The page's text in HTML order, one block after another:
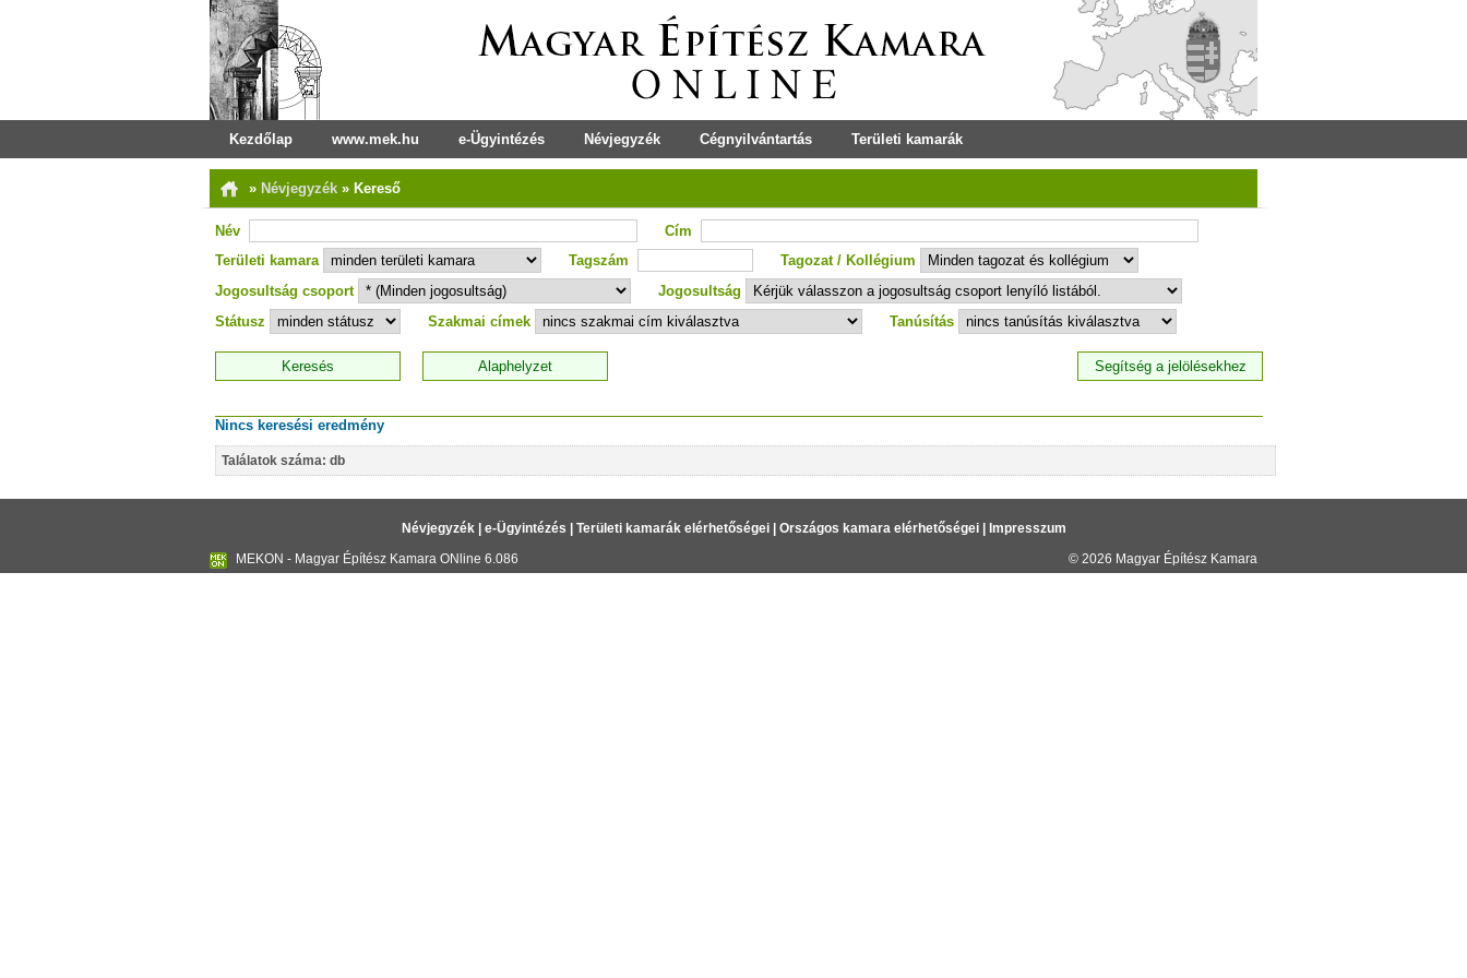
Kezdőlap www.mek.hu e-Ügyintézés Névjegyzék Cégnyilvántartás Területi kamarák
» Névjegyzék » Kereső
Név
Cím
Területi kamara
Tagszám
Tagozat / Kollégium
Jogosultság csoport
Jogosultság
Státusz
Szakmai címek Tanúsítás
Nincs keresési eredmény
Találatok száma: db
Névjegyzék| e-Ügyintézés Területi kamarák elérhetőségei| Országos kamara elérhetőségei|
Impresszum
MEKON - Magyar Építész Kamara ONline 6.086
© 2026 Magyar Építész Kamara